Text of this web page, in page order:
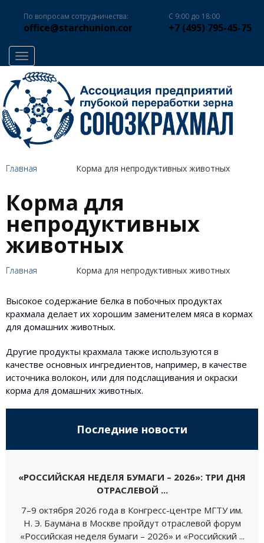
По вопросам сотрудничества:
office@starchunion.com
С 9:00 до 18:00
+7 (495) 795-45-75
Toggle navigation
Главная Корма для непродуктивных животных
Корма для
непродуктивных
животных
Главная Корма для непродуктивных животных
Высокое содержание белка в побочных продуктах
крахмала делает их хорошим заменителем мяса в кормах
для домашних животных.
Другие продукты крахмала также используются в
качестве основных ингредиентов, например, в качестве
источника волокон, или для подслащивания и окраски
корма для домашних животных.
Последние новости
«РОССИЙСКАЯ НЕДЕЛЯ БУМАГИ – 2026»: ТРИ ДНЯ
ОТРАСЛЕВОЙ ...
7–9 октября 2026 года в Конгресс-центре МГТУ им.
Н. Э. Баумана в Москве пройдут отраслевой форум
«Российская неделя бумаги – 2026» и «Российский ...